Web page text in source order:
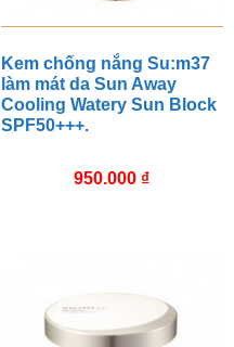
Kem chống nắng Su:m37
làm mát da Sun Away
Cooling Watery Sun Block
SPF50+++.
950.000 ₫